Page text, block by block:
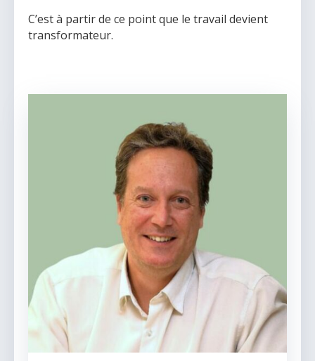
C’est à partir de ce point que le travail devient
transformateur.